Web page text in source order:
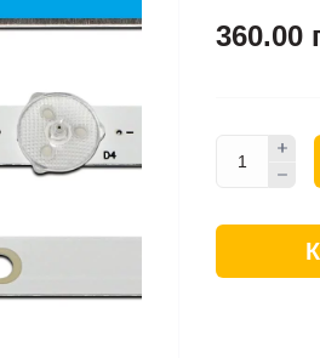
360.00